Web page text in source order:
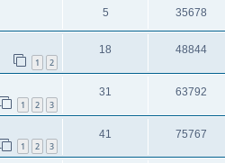
5 35678
1 2
18 48844
1 2 3
31 63792
1 2 3
41 75767